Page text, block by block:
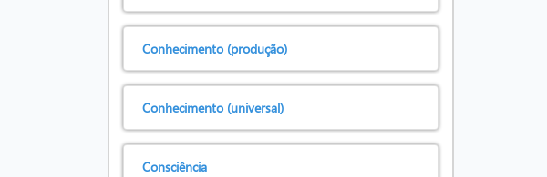
Conhecimento (produção)
Conhecimento (universal)
Consciência